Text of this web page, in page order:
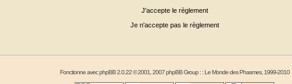
J'accepte le règlement
Je n'accepte pas le règlement
Fonctionne avecphpBB2.0.22 © 2001, 2007 phpBB Group : :Le Monde des Phasmes, 1999-2010